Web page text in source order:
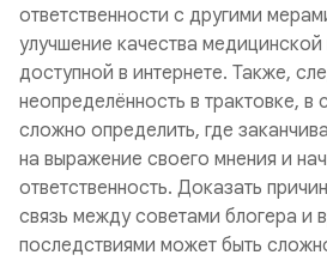
ответственности с другими
улучшение качества
доступной в интернете. Также,
неопределённость в трактовке, в
сложно определить, где
на выражение своего мнения и
ответственность. Доказать
связь между советами блогера и
последствиями может быть